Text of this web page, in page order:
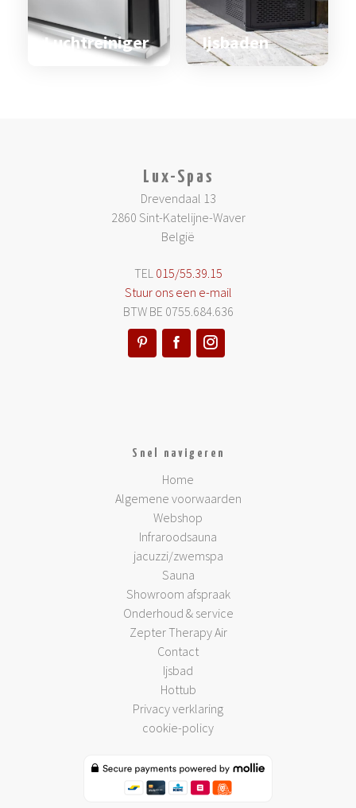
Luchtreiniger Ijsbaden
Lux-Spas
Drevendaal 13
2860 Sint-Katelijne-Waver
België
TEL 015/55.39.15
Stuur ons een e-mail
BTW BE 0755.684.636
Snel navigeren
Home
Algemene voorwaarden
Webshop
Infraroodsauna
jacuzzi/zwemspa
Sauna
Showroom afspraak
Onderhoud & service
Zepter Therapy Air
Contact
Ijsbad
Hottub
Privacy verklaring
cookie-policy